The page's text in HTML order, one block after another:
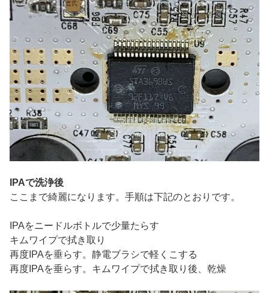
IPAで洗浄後
ここまで綺麗になります。手順は下記のとおりです。
IPAをニードルボトルで少量たらす
キムワイプで拭き取り
再度IPAを垂らす。静電ブラシで軽くこする
再度IPAを垂らす。キムワイプで拭き取り後、乾燥